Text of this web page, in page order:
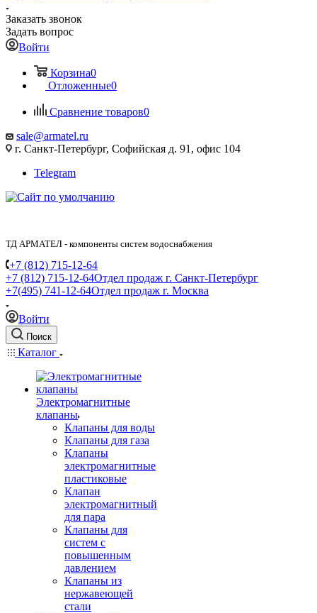
Заказать звонок
Задать вопрос
Войти
Корзина0
Отложенные0
Сравнение товаров0
sale@armatel.ru
г. Санкт-Петербург, Софийская д. 91, офис 104
Telegram
ТД АРМАТЕЛ - компоненты систем водоснабжения
+7 (812) 715-12-64
+7 (812) 715-12-64Отдел продаж г. Санкт-Петербург
+7(495) 741-12-64Отдел продаж г. Москва
Войти
Поиск
Каталог
Электромагнитные
клапаны
Клапаны для воды
Клапаны для газа
Клапаны
электромагнитные
пластиковые
Клапан
электромагнитный
для пара
Клапаны для
систем с
повышенным
давлением
Клапаны из
нержавеющей
стали